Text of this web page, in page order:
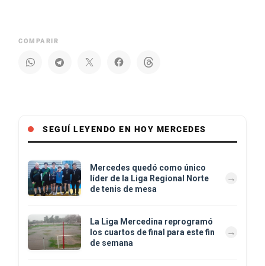
COMPARIR
SEGUÍ LEYENDO EN HOY MERCEDES
Mercedes quedó como único
líder de la Liga Regional Norte
de tenis de mesa
La Liga Mercedina reprogramó
los cuartos de final para este fin
de semana